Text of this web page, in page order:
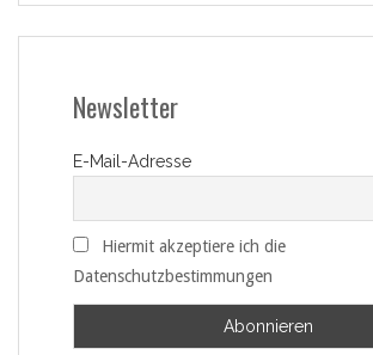
Newsletter
E-Mail-Adresse
Hiermit akzeptiere ich die
Datenschutzbestimmungen